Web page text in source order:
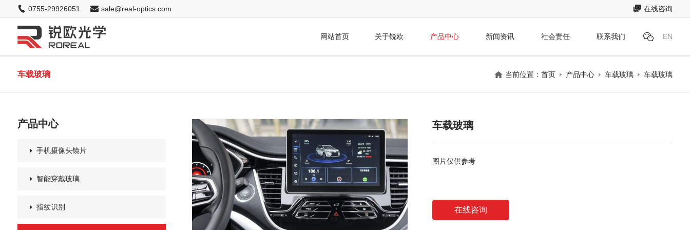
0755-29926051 sale@real-optics.com 在线咨询
EN
网站首页 关于锐欧 产品中心 新闻资讯 社会责任 联系我们
车载玻璃 当前位置：首页 产品中心 车载玻璃 车载玻璃
车载玻璃
图片仅供参考
在线咨询
产品中心
手机摄像头镜片
智能穿戴玻璃
指纹识别